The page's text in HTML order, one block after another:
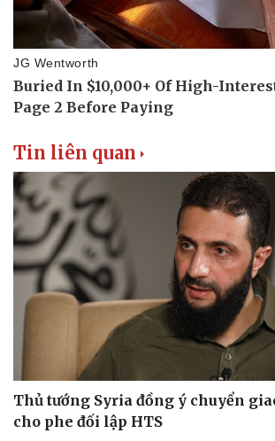
Tin liên quan
Thủ tướng Syria đồng ý chuyển
cho phe đối lập HTS